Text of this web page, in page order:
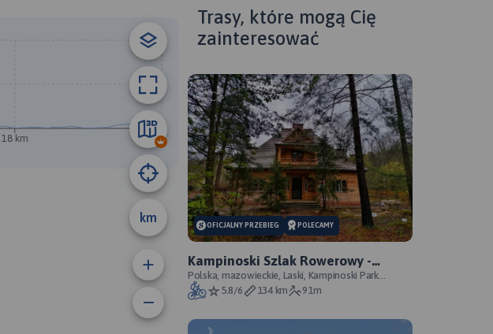
km
18 km 24 km
Trasy, które mogą Cię
zainteresować
OFICJALNY PRZEBIEG POLECAMY
Kampinoski Szlak Rowerowy -
oficjalny przebieg szlaku
Polska, mazowieckie, Laski, Kampinoski Park
Narodowy5.8/6 134 km 91m